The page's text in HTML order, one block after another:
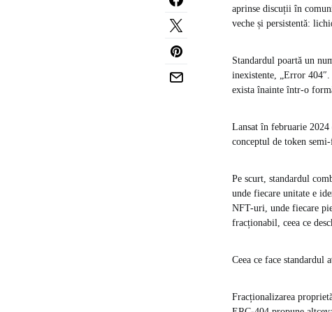
aprinse discuții în
veche și persistentă:
Standardul poartă un
inexistente, „Error 404″.
exista înainte într-o
Lansat în februarie
conceptul de token
Pe scurt, standardul
unde fiecare unitate e
NFT-uri, unde fiecare
fracționabil, ceea ce
Ceea ce face
Fracționalizarea